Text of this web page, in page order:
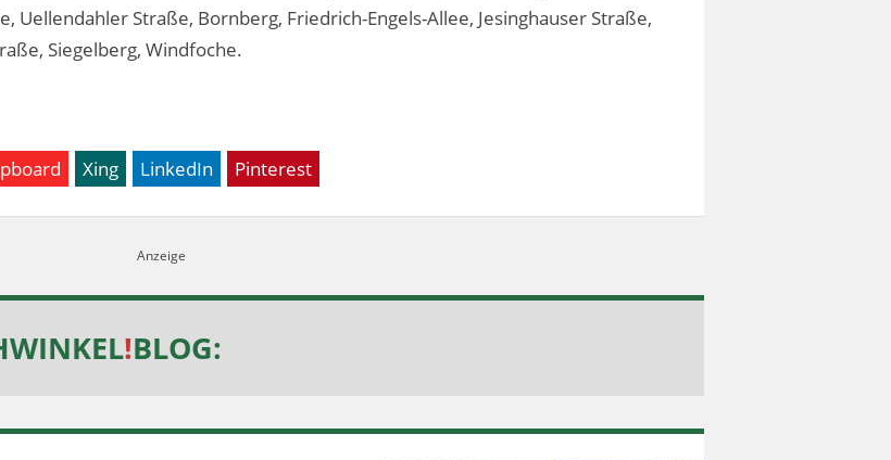
Uellendahler Straße, Bornberg, Friedrich-Engels-Allee, Jesinghauser Straße,
Siegelberg, Windfoche.
Xing LinkedIn Pinterest
!BLOG: